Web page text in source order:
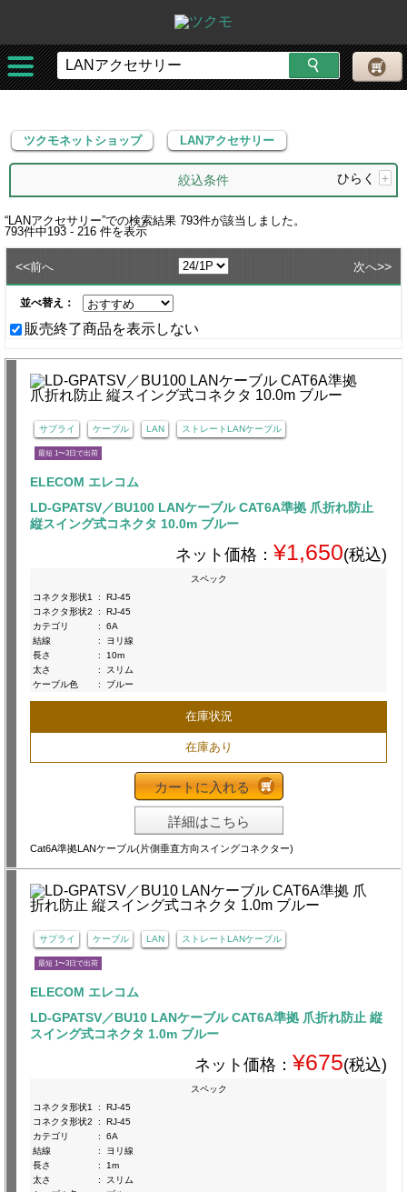
ツクモネットショップ LANアクセサリー
ツクモネットショップ LANアクセサリー
絞込条件 ひらく +
“LANアクセサリー”での検索結果 793件が該当しました。
793件中193 - 216 件を表示
<<前へ 次へ>>
並べ替え：
販売終了商品を表示しない
サプライ ケーブル LAN ストレートLANケーブル
最短 1〜3日で出荷
ELECOM エレコム
LD-GPATSV／BU100 LANケーブル CAT6A準拠 爪折れ防止
縦スイング式コネクタ 10.0m ブルー
ネット価格： ¥1,650(税込)
スペック
コネクタ形状1
:
RJ-45
コネクタ形状2
:
RJ-45
カテゴリ
:
6A
結線
:
ヨリ線
長さ
:
10m
太さ
:
スリム
ケーブル色
: ブルー
在庫状況
在庫あり
カートに入れる
詳細はこちら
Cat6A準拠LANケーブル(片側垂直方向スイングコネクター)
サプライ ケーブル LAN ストレートLANケーブル
最短 1〜3日で出荷
ELECOM エレコム
LD-GPATSV／BU10 LANケーブル CAT6A準拠 爪折れ防止 縦
スイング式コネクタ 1.0m ブルー
ネット価格： ¥675(税込)
スペック
コネクタ形状1
:
RJ-45
コネクタ形状2
:
RJ-45
カテゴリ
:
6A
結線
:
ヨリ線
長さ
:
1m
太さ
:
スリム